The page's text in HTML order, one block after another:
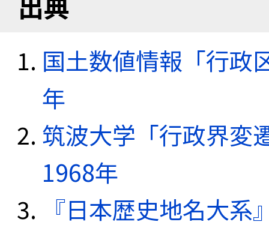
国土数値情報「行政
年
筑波大学「行政界変
1968年
『日本歴史地名大